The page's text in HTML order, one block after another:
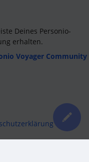
Deines Personio-
erhalten.
Voyager Community